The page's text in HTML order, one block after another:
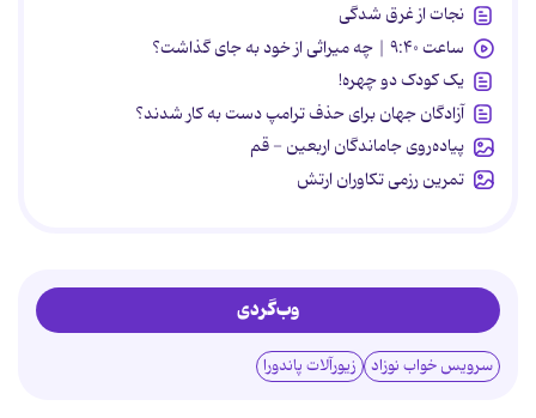
نجات از غرق شدگی
ساعت ۹:۴۰ | چه میراثی از خود به جای گذاشت؟
یک کودک دو چهره!
آزادگان جهان برای حذف ترامپ دست به کار شدند؟
پیاده‌روی جاماندگان اربعین - قم
تمرین رزمی تکاوران ارتش
وب‌گردی
سرویس خواب نوزاد زیورآلات پاندورا